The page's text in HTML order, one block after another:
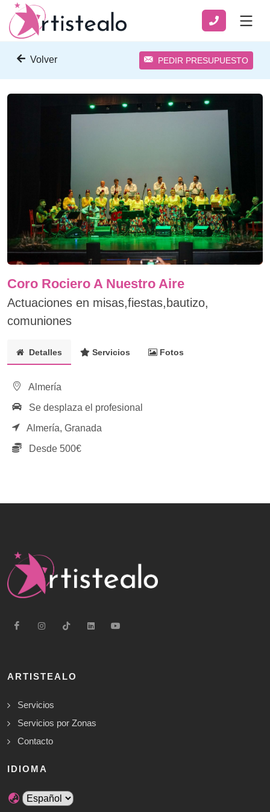
Volver PEDIR PRESUPUESTO
Coro Rociero A Nuestro Aire
Actuaciones en misas,fiestas,bautizo,
comuniones
Detalles Servicios Fotos
Almería
Se desplaza el profesional
Almería, Granada
Desde 500€
ARTISTEALO
Servicios
Servicios por Zonas
Contacto
IDIOMA